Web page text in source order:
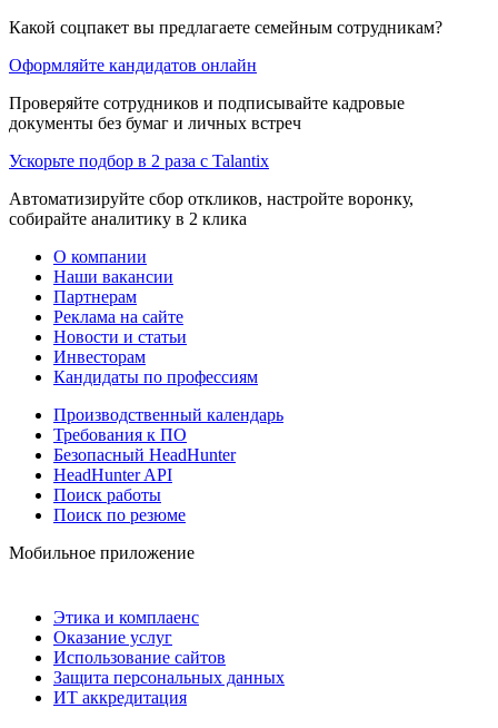
Какой соцпакет вы предлагаете семейным сотрудникам?
Оформляйте кандидатов онлайн
Проверяйте сотрудников и подписывайте кадровые
документы без бумаг и личных встреч
Ускорьте подбор в 2 раза с Talantix
Автоматизируйте сбор откликов, настройте воронку,
собирайте аналитику в 2 клика
О компании
Наши вакансии
Партнерам
Реклама на сайте
Новости и статьи
Инвесторам
Кандидаты по профессиям
Производственный календарь
Требования к ПО
Безопасный HeadHunter
HeadHunter API
Поиск работы
Поиск по резюме
Мобильное приложение
Этика и комплаенс
Оказание услуг
Использование сайтов
Защита персональных данных
ИТ аккредитация